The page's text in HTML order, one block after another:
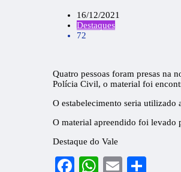
16/12/2021
Destaques
72
Quatro pessoas foram presas na
Polícia Civil, o material foi
O estabelecimento seria
O material apreendido foi levado
Destaque do Vale
Facebook
WhatsApp
Email